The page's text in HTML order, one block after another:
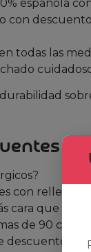
española
con
todas las
con relleno de
cara que otras
de 90 cm?
descuento?